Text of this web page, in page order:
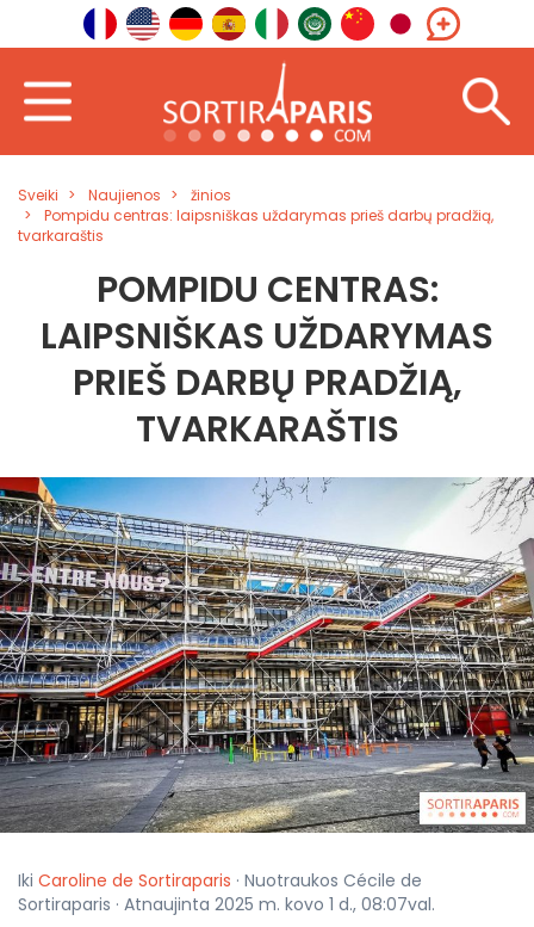
Sveiki Naujienos
žinios
Pompidu centras: laipsniškas uždarymas prieš darbų pradžią,
tvarkaraštis
POMPIDU CENTRAS:
LAIPSNIŠKAS UŽDARYMAS
PRIEŠ DARBŲ PRADŽIĄ,
TVARKARAŠTIS
Iki Caroline de Sortiraparis · Nuotraukos Cécile de
Sortiraparis · Atnaujinta 2025 m. kovo 1 d., 08:07val.